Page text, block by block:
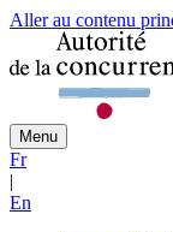
Aller au contenu
Menu
Fr
|
En